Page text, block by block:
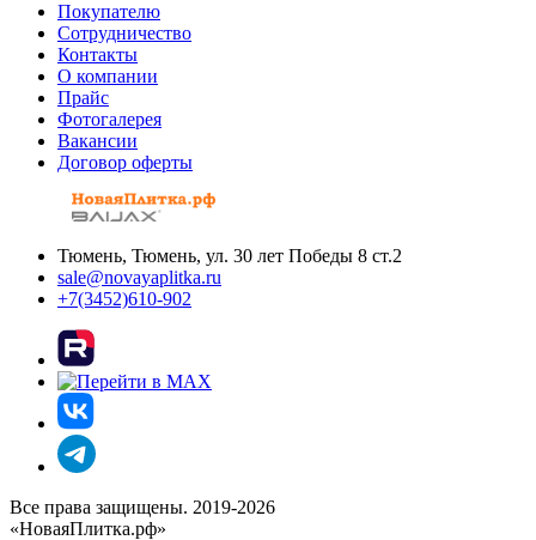
Покупателю
Сотрудничество
Контакты
О компании
Прайс
Фотогалерея
Вакансии
Договор оферты
Тюмень, Тюмень, ул. 30 лет Победы 8 ст.2
sale@novayaplitka.ru
+7(3452)610-902
Все права защищены. 2019-2026
«НоваяПлитка.рф»